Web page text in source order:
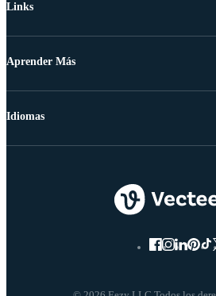
Links
Aprender Más
Idiomas